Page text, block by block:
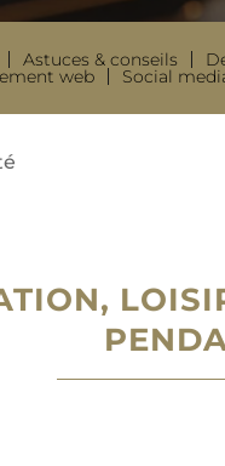
Astuces & conseils
web Social